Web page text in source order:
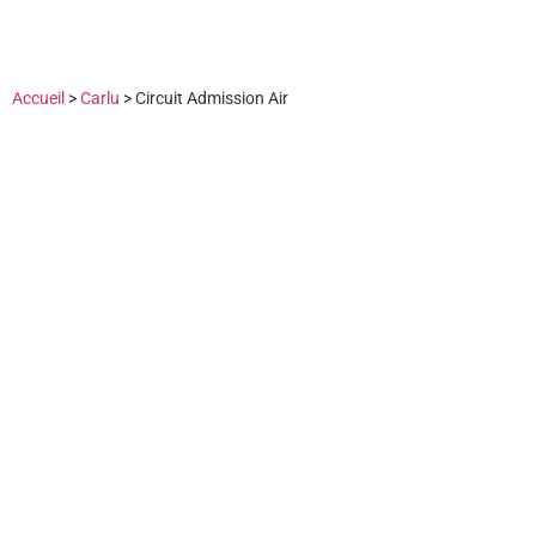
Accueil >Carlu >Circuit Admission Air